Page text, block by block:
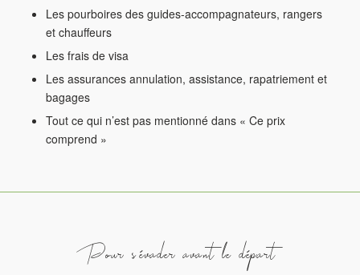
Les pourboires des guides-accompagnateurs, rangers
et chauffeurs
Les frais de visa
Les assurances annulation, assistance, rapatriement et
bagages
Tout ce qui n’est pas mentionné dans « Ce prix
comprend »
Pour s’évader avant le départ